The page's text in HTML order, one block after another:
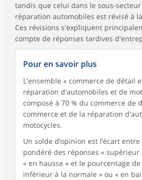
tandis que celui dans le sous-
réparation automobiles est révisé à
Ces révisions s'expliquent
compte de réponses tardives
Pour en savoir plus
L'ensemble « commerce de détail
réparation d'automobiles et de
composé à 70 % du commerce de
commerce et de la réparation
motocycles.
Un solde d’opinion est l’écart
pondéré des réponses « supérieur
« en hausse » et le pourcentage
inférieur à la normale » ou « en